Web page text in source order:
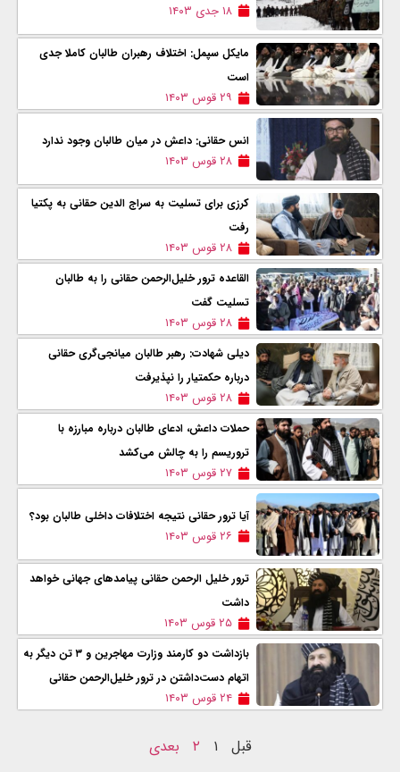
۱۸ جدی ۱۴۰۳
مایکل سپمل: اختلاف رهبران طالبان کاملا جدی
است
۲۹ قوس ۱۴۰۳
انس حقانی: داعش در میان طالبان وجود ندارد
۲۸ قوس ۱۴۰۳
کرزی برای تسلیت به سراج الدین حقانی به پکتیا
رفت
۲۸ قوس ۱۴۰۳
القاعده ترور خلیل‌الرحمن حقانی را به طالبان
تسلیت گفت
۲۸ قوس ۱۴۰۳
دیلی شهادت: رهبر طالبان میانجی‌گری حقانی‌
درباره حکمتیار را نپذیرفت
۲۸ قوس ۱۴۰۳
حملات داعش، ادعای طالبان درباره مبارزه با
تروریسم را به چالش می‌کشد
۲۷ قوس ۱۴۰۳
آیا ترور حقانی نتیجه اختلافات داخلی طالبان بود؟
۲۶ قوس ۱۴۰۳
ترور خلیل الرحمن حقانی پیامدهای جهانی خواهد
داشت
۲۵ قوس ۱۴۰۳
بازداشت دو کارمند وزارت مهاجرین و ۳ تن دیگر به
اتهام دست‌داشتن در ترور خلیل‌الرحمن حقانی
۲۴ قوس ۱۴۰۳
قبل ۱ ۲ بعدی